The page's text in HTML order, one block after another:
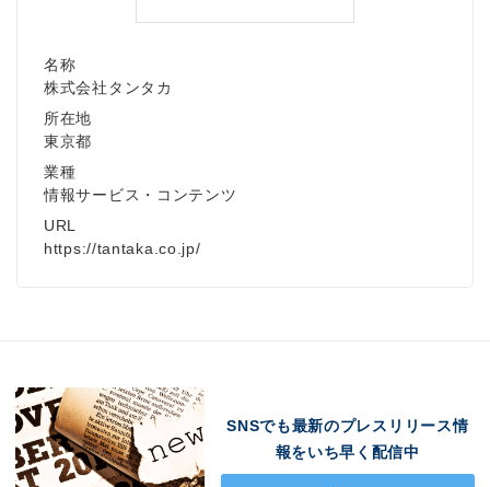
名称
株式会社タンタカ
所在地
東京都
業種
情報サービス・コンテンツ
URL
https://tantaka.co.jp/
SNSでも最新のプレスリリース情
報をいち早く配信中